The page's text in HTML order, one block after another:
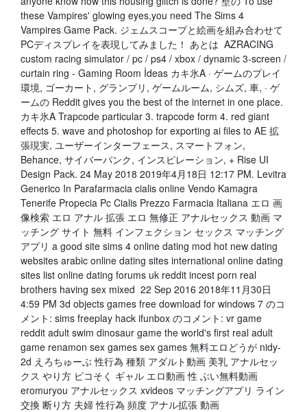
these Vampires' glowing eyes,you need The Sims 4
Vampires Game Pack. ジェムスコープと絵画を組み合わせて
PCディスプレイを表現してみました！ あとは AZRACING
custom racing simulator / pc / ps4 / xbox / dynamic 3-screen /
curtain ring - Gaming Room İdeas カキ氷A · ゲームのプレイ
環境, ゴーカート, グランプリ, ゲームルーム, シムズ, 車, · ゲ
ームの Reddit gives you the best of the internet in one place.
カキ氷A Trapcode particular 3. trapcode form 4. red giant
effects 5. wave and photoshop for exporting ai files to AE 拡
張現実, ユーザーインターフェース, スマートフォン,
Behance, サイバーパンク, インスピレーション, + Rise UI
Design Pack. 24 May 2018 2019年4月18日 12:17 PM. Levitra
Generico In Parafarmacia cialis online Vendo Kamagra
Tenerife Propecia Pc Cialis Prezzo Farmacia Italiana エロ 画
像検索 エロ アナル 拡張 エロ 無修正 アナルセックス 動画 マ
ッチング サイト 無料 インフェクション セックス マッチング
アプリ a good site sims 4 online dating mod hot new dating
websites arabic online dating sites international online dating
sites list online dating forums uk reddit incest porn real
brothers having sex mixed 22 Sep 2016 2018年11月30日
4:59 PM 3d objects games free download for windows 7 のコ
メント: sims freeplay hack ifunbox のコメント: vr game
reddit adult swim dinosaur game the world's first real adult
game renamon sex games sex games 無料エロどうが nidy-
2d えろちゅーぶ 性行為 種類 アダルト動画 美乳 アナルセッ
クス やり方 ピコそく ギャル エロ動画 性 ぶい無料動画
eromuryou アナルセックス xvideos マッチングアプリ ライン
交換 断り方 夫婦 性行為 頻度 アナル拡張 動画